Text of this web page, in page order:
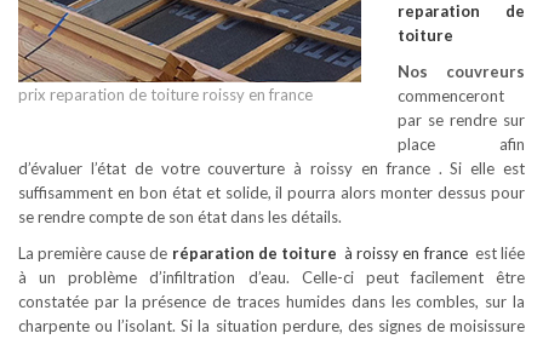
prix reparation de toiture roissy en france
reparation de
toiture
Nos couvreurs
commenceront
par se rendre sur
place afin
d’évaluer l’état de votre couverture à roissy en france . Si elle est
suffisamment en bon état et solide, il pourra alors monter dessus pour
se rendre compte de son état dans les détails.
La première cause de réparation de toiture à roissy en france est liée
à un problème d’infiltration d’eau. Celle-ci peut facilement être
constatée par la présence de traces humides dans les combles, sur la
charpente ou l’isolant. Si la situation perdure, des signes de moisissure